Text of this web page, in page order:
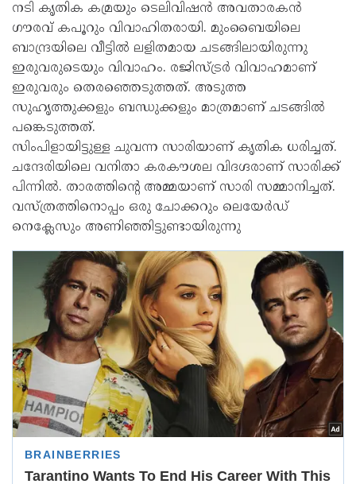
നടി കൃതിക കമ്രയും ടെലിവിഷന്‍ അവതാരകന്‍
ഗൗരവ് കപൂറും വിവാഹിതരായി. മുംബൈയിലെ
ബാന്ദ്രയിലെ വീട്ടില്‍ ലളിതമായ ചടങ്ങിലായിരുന്നു
ഇരുവരുടെയും വിവാഹം. രജിസ്ട്രര്‍ വിവാഹമാണ്
ഇരുവരും തെരഞ്ഞെടുത്തത്. അടുത്ത
സുഹൃത്തുക്കളും ബന്ധുക്കളും മാത്രമാണ് ചടങ്ങില്‍
പങ്കെടുത്തത്.
സിംപിളായിട്ടുള്ള ചുവന്ന സാരിയാണ് കൃതിക ധരിച്ചത്.
ചന്ദേരിയിലെ വനിതാ കരകൗശല വിദഗ്ദരാണ് സാരിക്ക്
പിന്നില്‍. താരത്തിന്റെ അമ്മയാണ് സാരി സമ്മാനിച്ചത്.
വസ്ത്രത്തിനൊപ്പം ഒരു ചോക്കറും ലെയേര്‍ഡ്
നെക്ലേസും അണിഞ്ഞിട്ടുണ്ടായിരുന്നു